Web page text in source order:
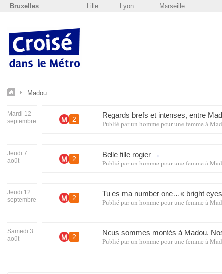
Bruxelles Lille Lyon Marseille
Madou
Mardi 12
septembre
2 Regards brefs et intenses, entre
Publié parun homme pour une femme à
Jeudi 7
août
2 Belle fille rogier →
Publié parun homme pour une femme à
Jeudi 12
septembre
2 Tu es ma number one…« bright
Publié parun homme pour une femme à
Samedi 3
août
2 Nous sommes montés à Madou.
Publié parun homme pour une femme à